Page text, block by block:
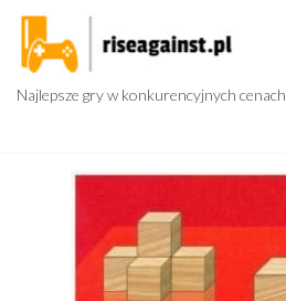
Przejdź
treści
Najlepsze gry w konkurencyjnych cenach